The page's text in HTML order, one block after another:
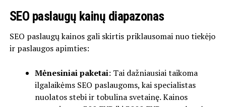
SEO paslaugų kainų diapazonas
SEO paslaugų kainos gali skirtis priklausomai nuo tiekėjo
ir paslaugos apimties:
Mėnesiniai paketai: Tai dažniausiai taikoma
ilgalaikėms SEO paslaugoms, kai specialistas
nuolatos stebi ir tobulina svetainę. Kainos